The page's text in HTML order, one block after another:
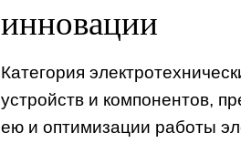
инновации
Категория
устройств и компонентов,
ею и оптимизации работы